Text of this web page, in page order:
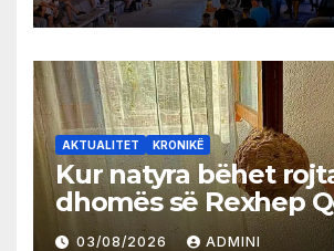
AKTUALITET KRONIKË
Kur natyra bëhet
dhomës së Rexhep
03/08/2026 ADMINI